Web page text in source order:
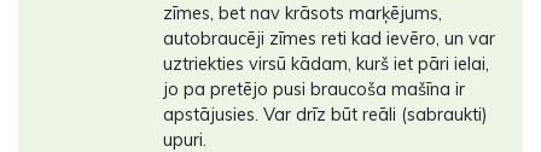
zīmes, bet nav krāsots marķējums,
autobraucēji zīmes reti kad ievēro, un var
uztriekties virsū kādam, kurš iet pāri ielai,
jo pa pretējo pusi braucoša mašīna ir
apstājusies. Var drīz būt reāli (sabraukti)
upuri.